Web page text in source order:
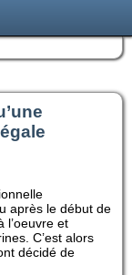
après le début de
l’oeuvre et
C’est alors
décidé de